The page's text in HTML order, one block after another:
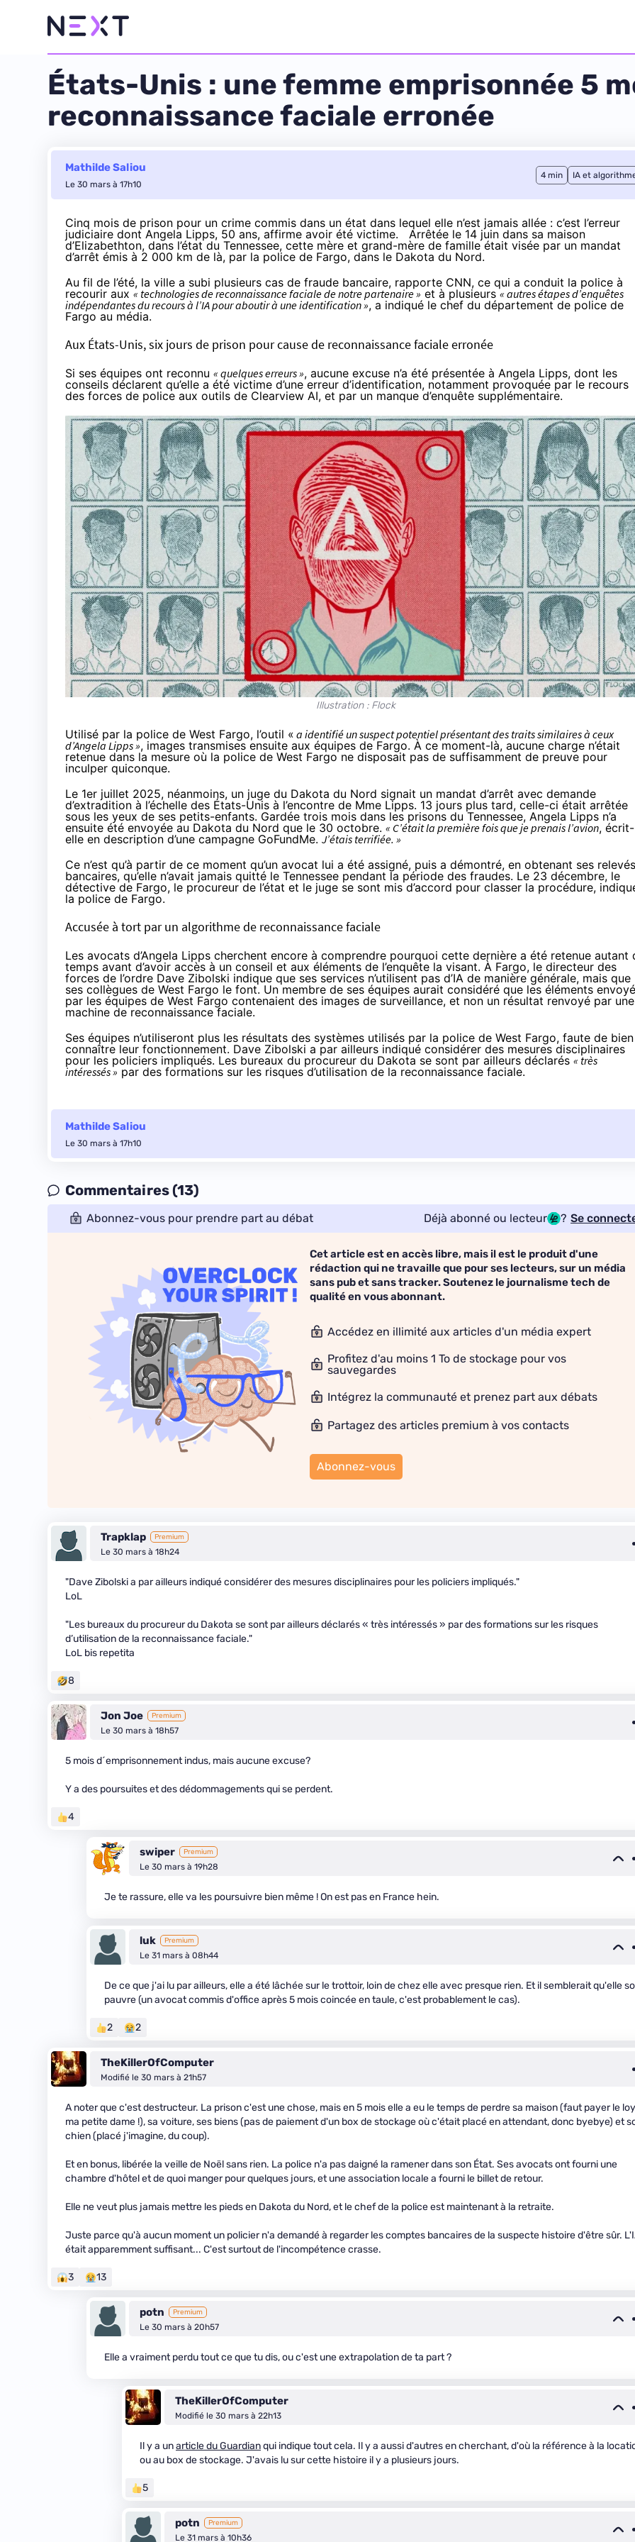
États-Unis : une femme emprisonnée 5
reconnaissance faciale erronée
Mathilde Saliou
Le 30 mars à 17h10
4 min IA et
Cinq mois de prison pour un crime commis dans un état dans lequel elle n’est jamais allée : c’est l’erreur
judiciaire dont Angela Lipps, 50 ans, affirme avoir été victime. Arrêtée le 14 juin dans sa maison
d’Elizabethton, dans l’état du Tennessee, cette mère et grand-mère de famille était visée par un mandat
d’arrêt émis à 2 000 km de là, par la police de Fargo, dans le Dakota du Nord.
Au fil de l’été, la ville a subi plusieurs cas de fraude bancaire, rapporte CNN, ce qui a conduit la police à
recourir aux « technologies de reconnaissance faciale de notre partenaire » et à plusieurs« autres étapes d’enquêtes
indépendantes du recours à l’IA pour aboutir à une identification », a indiqué le chef du département de police de
Fargo au média.
Aux États-Unis, six jours de prison pour cause de reconnaissance faciale erronée
Si ses équipes ont reconnu « quelques erreurs », aucune excuse n’a été présentée à Angela Lipps, dont les
conseils déclarent qu’elle a été victime d’une erreur d’identification, notamment provoquée par le recours
des forces de police aux outils de Clearview AI, et par un manque d’enquête supplémentaire.
Illustration : Flock
Utilisé par la police de West Fargo, l’outil « a identifié un suspect potentiel présentant des traits similaires à ceux
d’Angela Lipps », images transmises ensuite aux équipes de Fargo. À ce moment-là, aucune charge n’était
retenue dans la mesure où la police de West Fargo ne disposait pas de suffisamment de preuve pour
inculper quiconque.
Le 1er juillet 2025, néanmoins, un juge du Dakota du Nord signait un mandat d’arrêt avec demande
d’extradition à l’échelle des États-Unis à l’encontre de Mme Lipps. 13 jours plus tard, celle-ci était arrêtée
sous les yeux de ses petits-enfants. Gardée trois mois dans les prisons du Tennessee, Angela Lipps n’a
ensuite été envoyée au Dakota du Nord que le 30 octobre. « C’était la première fois que je prenais l’avion, écrit-
elle en description d’une campagne GoFundMe. J’étais terrifiée. »
Ce n’est qu’à partir de ce moment qu’un avocat lui a été assigné, puis a démontré, en obtenant ses relevés
bancaires, qu’elle n’avait jamais quitté le Tennessee pendant la période des fraudes. Le 23 décembre, le
détective de Fargo, le procureur de l’état et le juge se sont mis d’accord pour classer la procédure,
la police de Fargo.
Accusée à tort par un algorithme de reconnaissance faciale
Les avocats d’Angela Lipps cherchent encore à comprendre pourquoi cette dernière a été retenue autant
temps avant d’avoir accès à un conseil et aux éléments de l’enquête la visant. À Fargo, le directeur des
forces de l’ordre Dave Zibolski indique que ses services n’utilisent pas d’IA de manière générale, mais que
ses collègues de West Fargo le font. Un membre de ses équipes aurait considéré que les éléments
par les équipes de West Fargo contenaient des images de surveillance, et non un résultat renvoyé par une
machine de reconnaissance faciale.
Ses équipes n’utiliseront plus les résultats des systèmes utilisés par la police de West Fargo, faute de bien
connaître leur fonctionnement. Dave Zibolski a par ailleurs indiqué considérer des mesures disciplinaires
pour les policiers impliqués. Les bureaux du procureur du Dakota se sont par ailleurs déclarés « très
intéressés » par des formations sur les risques d’utilisation de la reconnaissance faciale.
Mathilde Saliou
Le 30 mars à 17h10
Commentaires (13)
Abonnez-vous pour prendre part au débat Déjà abonné ou lecteur ? Se
Cet article est en accès libre, mais il est le produit d'une
rédaction qui ne travaille que pour ses lecteurs, sur un média
sans pub et sans tracker. Soutenez le journalisme tech de
qualité en vous abonnant.
Accédez en illimité aux articles d'un média expert
Profitez d'au moins 1 To de stockage pour vos
sauvegardes
Intégrez la communauté et prenez part aux débats
Partagez des articles premium à vos contacts
Abonnez-vous
Trapklap Premium
Le 30 mars à 18h24
"Dave Zibolski a par ailleurs indiqué considérer des mesures disciplinaires pour les policiers impliqués."
LoL
"Les bureaux du procureur du Dakota se sont par ailleurs déclarés « très intéressés » par des formations sur les risques
d’utilisation de la reconnaissance faciale."
LoL bis repetita
8
Jon Joe Premium
Le 30 mars à 18h57
5 mois d´emprisonnement indus, mais aucune excuse?
Y a des poursuites et des dédommagements qui se perdent.
4
swiper Premium
Le 30 mars à 19h28
Je te rassure, elle va les poursuivre bien même ! On est pas en France hein.
luk Premium
Le 31 mars à 08h44
De ce que j'ai lu par ailleurs, elle a été lâchée sur le trottoir, loin de chez elle avec presque rien. Et il semblerait qu'elle
pauvre (un avocat commis d'office après 5 mois coincée en taule, c'est probablement le cas).
2 2
TheKillerOfComputer
Modifié le 30 mars à 21h57
A noter que c'est destructeur. La prison c'est une chose, mais en 5 mois elle a eu le temps de perdre sa maison (faut payer le
ma petite dame !), sa voiture, ses biens (pas de paiement d'un box de stockage où c'était placé en attendant, donc byebye) et
chien (placé j'imagine, du coup).
Et en bonus, libérée la veille de Noël sans rien. La police n'a pas daigné la ramener dans son État. Ses avocats ont fourni une
chambre d'hôtel et de quoi manger pour quelques jours, et une association locale a fourni le billet de retour.
Elle ne veut plus jamais mettre les pieds en Dakota du Nord, et le chef de la police est maintenant à la retraite.
Juste parce qu'à aucun moment un policier n'a demandé à regarder les comptes bancaires de la suspecte histoire d'être sûr.
était apparemment suffisant... C'est surtout de l'incompétence crasse.
3 13
potn Premium
Le 30 mars à 20h57
Elle a vraiment perdu tout ce que tu dis, ou c'est une extrapolation de ta part ?
TheKillerOfComputer
Modifié le 30 mars à 22h13
Il y a unarticle du Guardianqui indique tout cela. Il y a aussi d'autres en cherchant, d'où la référence à la
ou au box de stockage. J'avais lu sur cette histoire il y a plusieurs jours.
5
potn Premium
Le 31 mars à 10h36